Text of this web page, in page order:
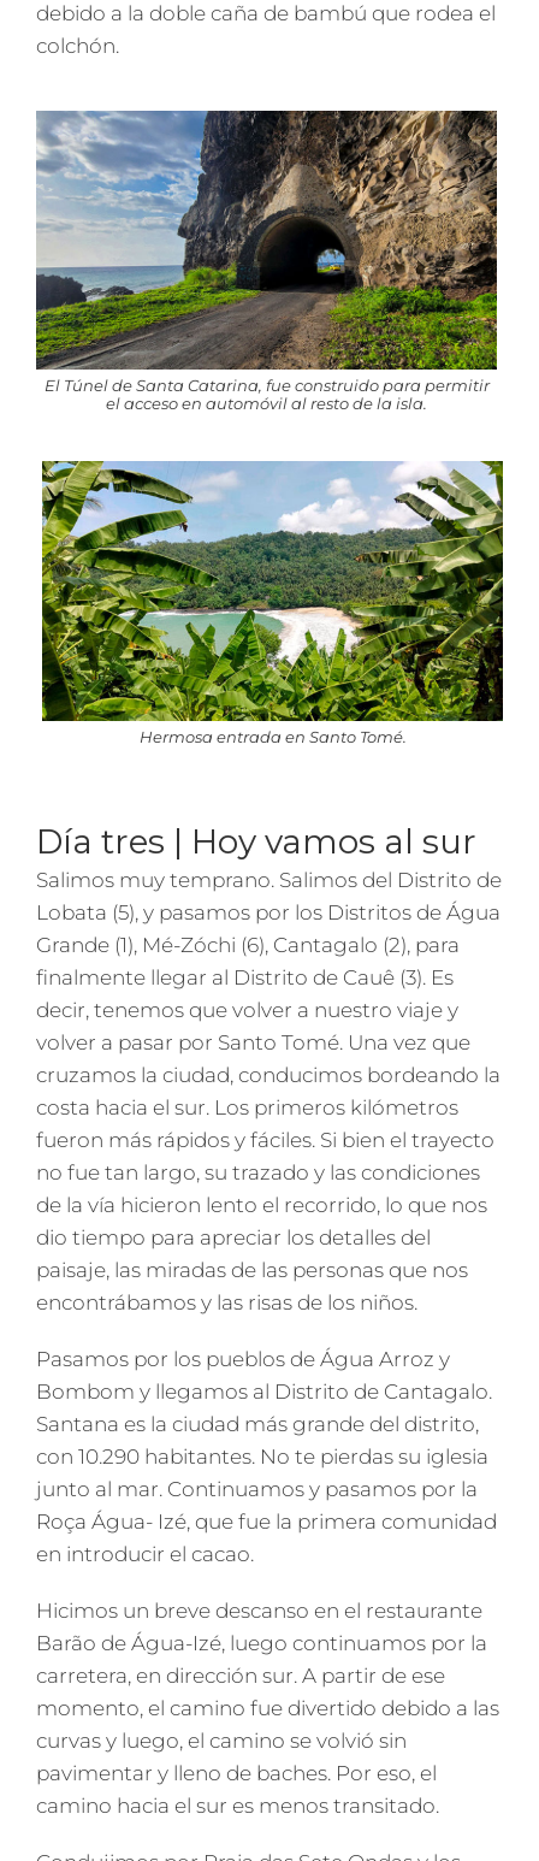
debido a la doble caña de bambú que rodea el
colchón.
El Túnel de Santa Catarina, fue construido para permitir
el acceso en automóvil al resto de la isla.
Hermosa entrada en Santo Tomé.
Día tres | Hoy vamos al sur
Salimos muy temprano. Salimos del Distrito de
Lobata (5), y pasamos por los Distritos de Água
Grande (1), Mé-Zóchi (6), Cantagalo (2), para
finalmente llegar al Distrito de Cauê (3). Es
decir, tenemos que volver a nuestro viaje y
volver a pasar por Santo Tomé. Una vez que
cruzamos la ciudad, conducimos bordeando la
costa hacia el sur. Los primeros kilómetros
fueron más rápidos y fáciles. Si bien el trayecto
no fue tan largo, su trazado y las condiciones
de la vía hicieron lento el recorrido, lo que nos
dio tiempo para apreciar los detalles del
paisaje, las miradas de las personas que nos
encontrábamos y las risas de los niños.
Pasamos por los pueblos de Água Arroz y
Bombom y llegamos al Distrito de Cantagalo.
Santana es la ciudad más grande del distrito,
con 10.290 habitantes. No te pierdas su iglesia
junto al mar. Continuamos y pasamos por la
Roça Água- Izé, que fue la primera comunidad
en introducir el cacao.
Hicimos un breve descanso en el restaurante
Barão de Água-Izé, luego continuamos por la
carretera, en dirección sur. A partir de ese
momento, el camino fue divertido debido a las
curvas y luego, el camino se volvió sin
pavimentar y lleno de baches. Por eso, el
camino hacia el sur es menos transitado.